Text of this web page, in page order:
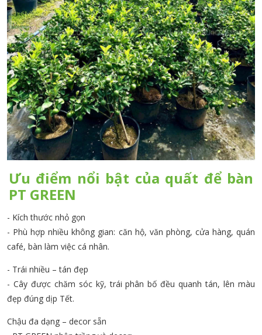
Ưu điểm nổi bật của quất để bàn
PT GREEN
- Kích thước nhỏ gọn
- Phù hợp nhiều không gian: căn hộ, văn phòng, cửa hàng, quán
café, bàn làm việc cá nhân.
- Trái nhiều – tán đẹp
- Cây được chăm sóc kỹ, trái phân bố đều quanh tán, lên màu
đẹp đúng dịp Tết.
Chậu đa dạng – decor sẵn